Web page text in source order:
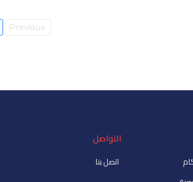
Previous
التواصل
اتصل بنا